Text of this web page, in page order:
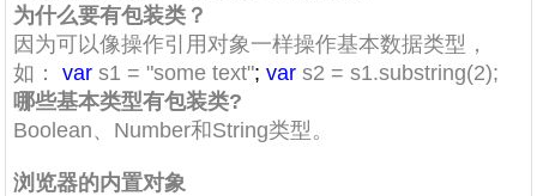
为什么要有包装类？
因为可以像操作引用对象一样操作基本数据类型，
如：var s1 = "some text";var s2 = s1.substring(2);
哪些基本类型有包装类?
Boolean、Number和String类型。
浏览器的内置对象